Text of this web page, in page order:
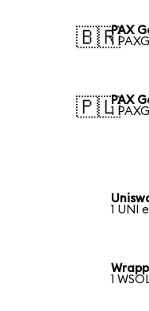
🇧🇷PAX
1
🇵🇱PAX
1
1 UNI
1